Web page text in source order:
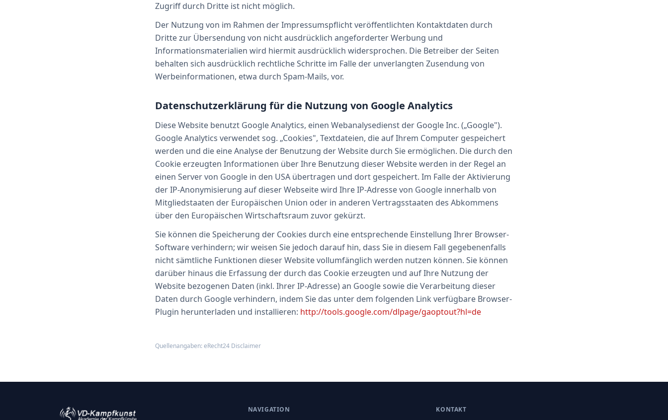
Zugriff durch Dritte ist nicht möglich.
Der Nutzung von im Rahmen der Impressumspflicht veröffentlichten Kontaktdaten durch
Dritte zur Übersendung von nicht ausdrücklich angeforderter Werbung und
Informationsmaterialien wird hiermit ausdrücklich widersprochen. Die Betreiber der Seiten
behalten sich ausdrücklich rechtliche Schritte im Falle der unverlangten Zusendung von
Werbeinformationen, etwa durch Spam-Mails, vor.
Datenschutzerklärung für die Nutzung von Google Analytics
Diese Website benutzt Google Analytics, einen Webanalysedienst der Google Inc. („Google").
Google Analytics verwendet sog. „Cookies", Textdateien, die auf Ihrem Computer gespeichert
werden und die eine Analyse der Benutzung der Website durch Sie ermöglichen. Die durch den
Cookie erzeugten Informationen über Ihre Benutzung dieser Website werden in der Regel an
einen Server von Google in den USA übertragen und dort gespeichert. Im Falle der Aktivierung
der IP-Anonymisierung auf dieser Webseite wird Ihre IP-Adresse von Google innerhalb von
Mitgliedstaaten der Europäischen Union oder in anderen Vertragsstaaten des Abkommens
über den Europäischen Wirtschaftsraum zuvor gekürzt.
Sie können die Speicherung der Cookies durch eine entsprechende Einstellung Ihrer Browser-
Software verhindern; wir weisen Sie jedoch darauf hin, dass Sie in diesem Fall gegebenenfalls
nicht sämtliche Funktionen dieser Website vollumfänglich werden nutzen können. Sie können
darüber hinaus die Erfassung der durch das Cookie erzeugten und auf Ihre Nutzung der
Website bezogenen Daten (inkl. Ihrer IP-Adresse) an Google sowie die Verarbeitung dieser
Daten durch Google verhindern, indem Sie das unter dem folgenden Link verfügbare Browser-
Plugin herunterladen und installieren: http://tools.google.com/dlpage/gaoptout?hl=de
Quellenangaben: eRecht24 Disclaimer
NAVIGATION KONTAKT